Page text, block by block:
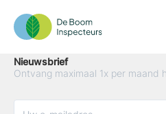
Nieuwsbrief
Ontvang maximaal 1x per maand